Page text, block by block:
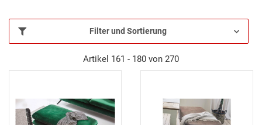
Filter und Sortierung
Artikel 161 - 180 von 270